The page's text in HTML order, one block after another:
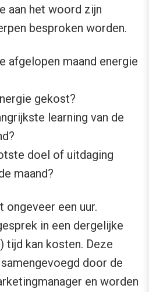
aan het woord zijn
besproken worden.
afgelopen maand energie
gekost?
learning van de
doel of uitdaging
maand?
ongeveer een uur.
in een dergelijke
tijd kan kosten. Deze
door de
en worden